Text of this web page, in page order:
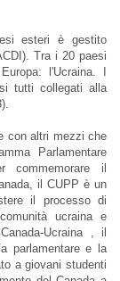
esteri è gestito
Tra i 20 paesi
l'Ucraina. I
tutti collegati alla
con altri mezzi che
Parlamentare
commemorare il
il CUPP è un
il processo di
ucraina e
Ucraina , il
parlamentare e la
a giovani studenti